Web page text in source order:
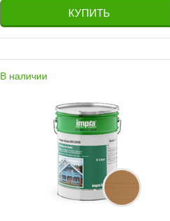
КУПИТЬ
В наличии